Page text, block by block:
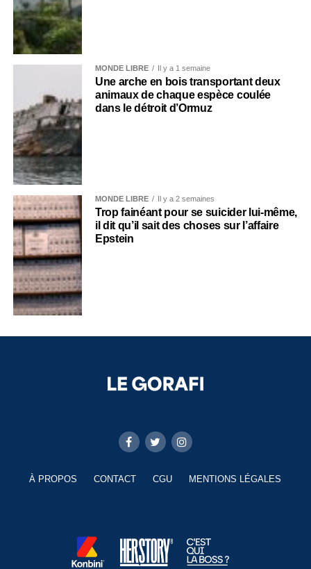
MONDE LIBRE Il y a 1 semaine
Une arche en bois transportant deux
animaux de chaque espèce coulée
dans le détroit d’Ormuz
MONDE LIBRE Il y a 2 semaines
Trop fainéant pour se suicider lui-même,
il dit qu’il sait des choses sur l’affaire
Epstein
À PROPOS CONTACT CGU MENTIONS LÉGALES